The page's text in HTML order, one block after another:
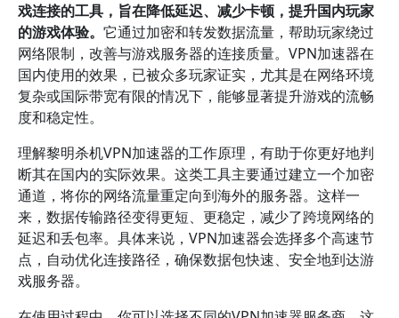
戏连接的工具，旨在降低延迟、减少卡顿，提升国内玩家
的游戏体验。 它通过加密和转发数据流量，帮助玩家绕过
网络限制，改善与游戏服务器的连接质量。VPN加速器在
国内使用的效果，已被众多玩家证实，尤其是在网络环境
复杂或国际带宽有限的情况下，能够显著提升游戏的流畅
度和稳定性。
理解黎明杀机VPN加速器的工作原理，有助于你更好地判
断其在国内的实际效果。这类工具主要通过建立一个加密
通道，将你的网络流量重定向到海外的服务器。这样一
来，数据传输路径变得更短、更稳定，减少了跨境网络的
延迟和丢包率。具体来说，VPN加速器会选择多个高速节
点，自动优化连接路径，确保数据包快速、安全地到达游
戏服务器。